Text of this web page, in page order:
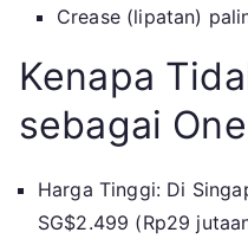
Crease (lipatan)
Kenapa
sebagai
Harga Tinggi: Di
SG$2.499 (Rp29